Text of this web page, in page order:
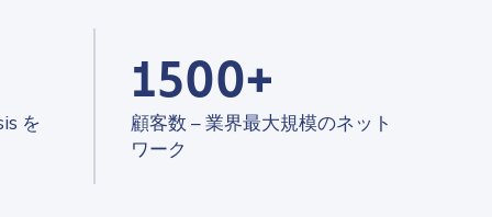
を
1500+
顧客数 – 業界最大規模のネット
ワーク